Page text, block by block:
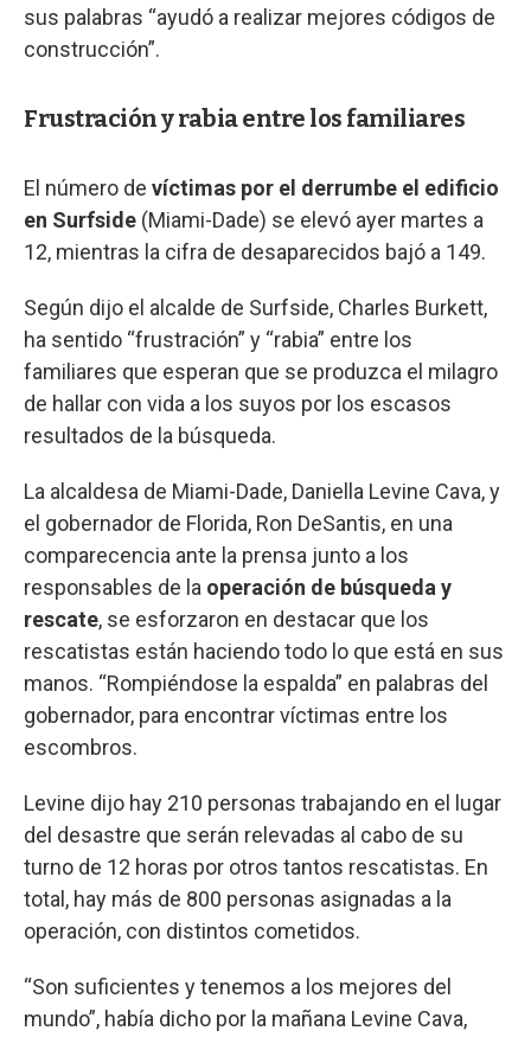
sus palabras “ayudó a realizar mejores códigos de
construcción”.
Frustración y rabia entre los familiares
El número de víctimas por el derrumbe el edificio
en Surfside (Miami-Dade) se elevó ayer martes a
12, mientras la cifra de desaparecidos bajó a 149.
Según dijo el alcalde de Surfside, Charles Burkett,
ha sentido “frustración” y “rabia” entre los
familiares que esperan que se produzca el milagro
de hallar con vida a los suyos por los escasos
resultados de la búsqueda.
La alcaldesa de Miami-Dade, Daniella Levine Cava, y
el gobernador de Florida, Ron DeSantis, en una
comparecencia ante la prensa junto a los
responsables de la operación de búsqueda y
rescate, se esforzaron en destacar que los
rescatistas están haciendo todo lo que está en sus
manos. “Rompiéndose la espalda” en palabras del
gobernador, para encontrar víctimas entre los
escombros.
Levine dijo hay 210 personas trabajando en el lugar
del desastre que serán relevadas al cabo de su
turno de 12 horas por otros tantos rescatistas. En
total, hay más de 800 personas asignadas a la
operación, con distintos cometidos.
“Son suficientes y tenemos a los mejores del
mundo”, había dicho por la mañana Levine Cava,